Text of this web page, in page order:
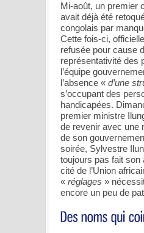
Mi-août, un premier
avait déjà été
congolais par
Cette fois-ci,
refusée pour cause
représentativité des
l’équipe
l’absence « d’une
s’occupant des
handicapées.
premier ministre
de revenir avec une
de son
soirée, Sylvestre
toujours pas fait son
cité de l’Union
« réglages »
encore un peu de